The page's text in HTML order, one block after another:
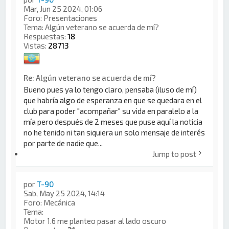
Mar, Jun 25 2024, 01:06
Foro: Presentaciones
Tema: Algún veterano se acuerda de mí?
Respuestas:18
Vistas: 28713
Re: Algún veterano se acuerda de mí?
Bueno pues ya lo tengo claro, pensaba (iluso de mí)
que habría algo de esperanza en que se quedara en el
club para poder "acompañar" su vida en paralelo a la
mía pero después de 2 meses que puse aquí la noticia
no he tenido ni tan siquiera un solo mensaje de interés
por parte de nadie que...
Jump to post
porT-90
Sab, May 25 2024, 14:14
Foro: Mecánica
Tema:
Motor 1.6 me planteo pasar al lado oscuro